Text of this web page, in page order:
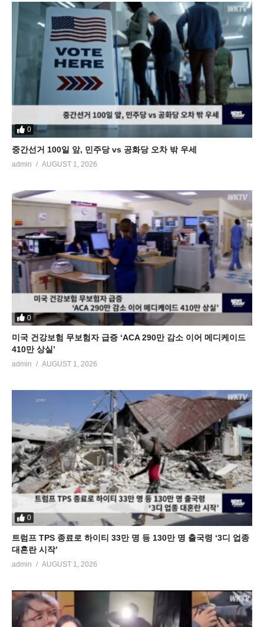
0
중간선거 100일 앞, 민주당 vs 공화당 오차 밖 우세
admin AUGUST 1, 2026
0
미국 건강보험 무보험자 급증 ‘ACA 290만 감소 이어 메디케이드
410만 상실’
admin AUGUST 1, 2026
0
트럼프 TPS 종료로 하이티 33만 명 등 130만 명 출국령 ‘3디 업종
대혼란 시작’
admin AUGUST 1, 2026